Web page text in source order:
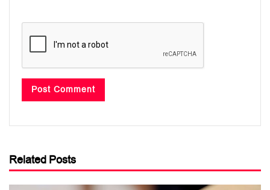
Related Posts